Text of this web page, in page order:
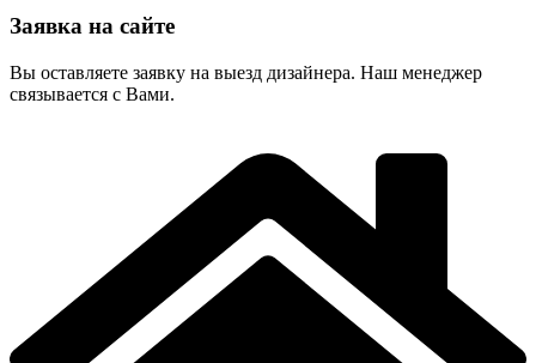
Заявка на сайте
Вы оставляете заявку на выезд дизайнера. Наш менеджер
связывается с Вами.